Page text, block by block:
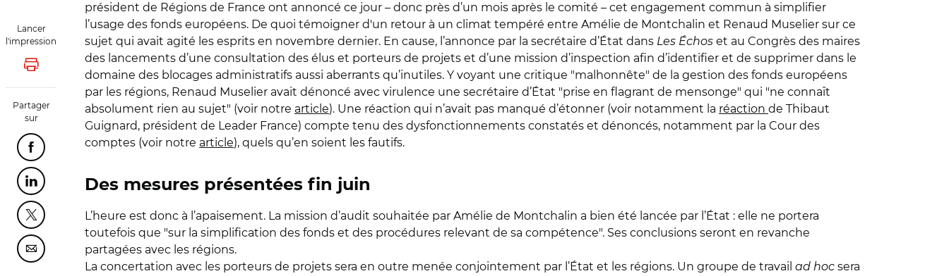
Lancer
l'impression
Lancer l'impression
Partager
sur
Partager cette page sur Facebook
Partager cette page sur Linkedin
Partager cette page sur Twitter
Partager cette page sur Courriel
président de Régions de France ont annoncé ce jour – donc près d’un mois après le comité – cet engagement commun à simplifier
l’usage des fonds européens. De quoi témoigner d'un retour à un climat tempéré entre Amélie de Montchalin et Renaud Muselier sur ce
sujet qui avait agité les esprits en novembre dernier. En cause, l’annonce par la secrétaire d’État dans Les Échos et au Congrès des maires
des lancements d’une consultation des élus et porteurs de projets et d’une mission d’inspection afin d’identifier et de supprimer dans le
domaine des blocages administratifs aussi aberrants qu’inutiles. Y voyant une critique "malhonnête" de la gestion des fonds européens
par les régions, Renaud Muselier avait dénoncé avec virulence une secrétaire d’État "prise en flagrant de mensonge" qui "ne connaît
absolument rien au sujet" (voir notre article). Une réaction qui n’avait pas manqué d’étonner (voir notamment la réaction de Thibaut
Guignard, président de Leader France) compte tenu des dysfonctionnements constatés et dénoncés, notamment par la Cour des
comptes (voir notre article), quels qu’en soient les fautifs.
Des mesures présentées fin juin
L’heure est donc à l’apaisement. La mission d’audit souhaitée par Amélie de Montchalin a bien été lancée par l’État : elle ne portera
toutefois que "sur la simplification des fonds et des procédures relevant de sa compétence". Ses conclusions seront en revanche
partagées avec les régions.
La concertation avec les porteurs de projets sera en outre menée conjointement par l’État et les régions. Un groupe de travail ad hoc sera